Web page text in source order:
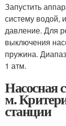
Запустить
систему водой,
давление. Для
выключения
пружина.
1 атм.
Насосная
м.
станции